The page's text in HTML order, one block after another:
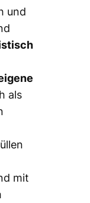
und
als
mit